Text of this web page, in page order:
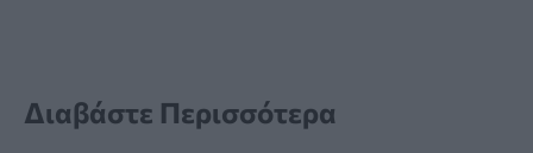
Διαβάστε Περισσότερα